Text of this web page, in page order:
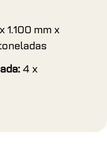
1.100 mm x
4 x